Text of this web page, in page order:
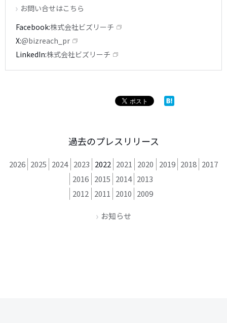
お問い合せはこちら
Facebook 株式会社ビズリーチ
X@bizreach_pr
LinkedIn 株式会社ビズリーチ
過去のプレスリリース
2026 2025 2024 2023 2022 2021 2020 2019 2018 2017
2016 2015 2014 2013
2012 2011 2010 2009
お知らせ